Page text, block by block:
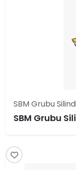
SBM Grubu
SBM Grubu